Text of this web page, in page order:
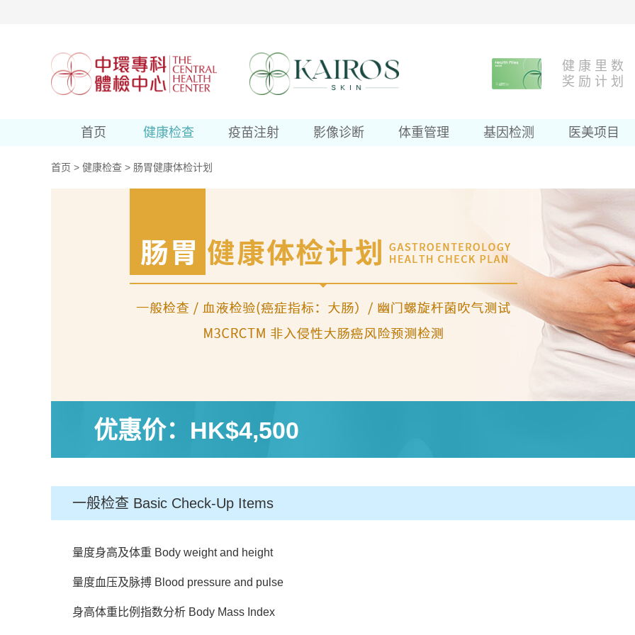
健 康 里 数
奖 励 计 划
首页 健康检查 疫苗注射 影像诊断 体重管理 基因检测 医美项目
首页 > 健康检查 > 肠胃健康体检计划
优惠价： HK$4,500
一般检查 Basic Check-Up Items
量度身高及体重 Body weight and height
量度血压及脉搏 Blood pressure and pulse
身高体重比例指数分析 Body Mass Index